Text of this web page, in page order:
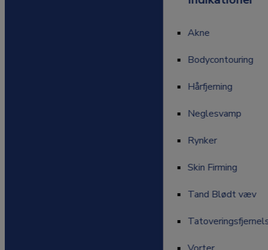
Akne
Bodycontouring
Hårfjerning
Neglesvamp
Rynker
Skin Firming
Tand Blødt væv
Akne
Bodycontouring
Hårfjerning
Neglesvamp
Rynker
Skin Firming
Tand Blødt væv
Tatoveringsfjernelse